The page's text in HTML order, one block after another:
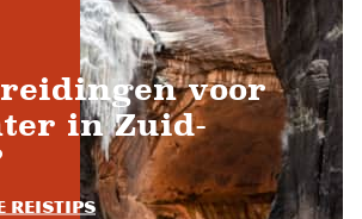
voor
in Zuid-
reistips